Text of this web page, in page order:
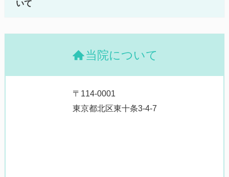
いて
当院について
〒114-0001
東京都北区東十条3-4-7